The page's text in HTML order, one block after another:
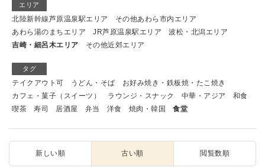
エリア
北陸新幹線芦原温泉駅エリア
その他あわら市内エリア
あわら湯のまちエリア
JR芦原温泉駅エリア
波松・北潟エリア
吉崎・細呂木エリア
その他近郊エリア
タグ
テイクアウト可 うどん・そば
お好み焼き・鉄板焼・たこ焼き
カフェ・菓子（スイーツ）
ラウンジ・スナック 中華・アジア
和食
喫茶
寿司 居酒屋 弁当 洋食 焼肉・韓国 食堂
新しい順 古い順 閲覧数順